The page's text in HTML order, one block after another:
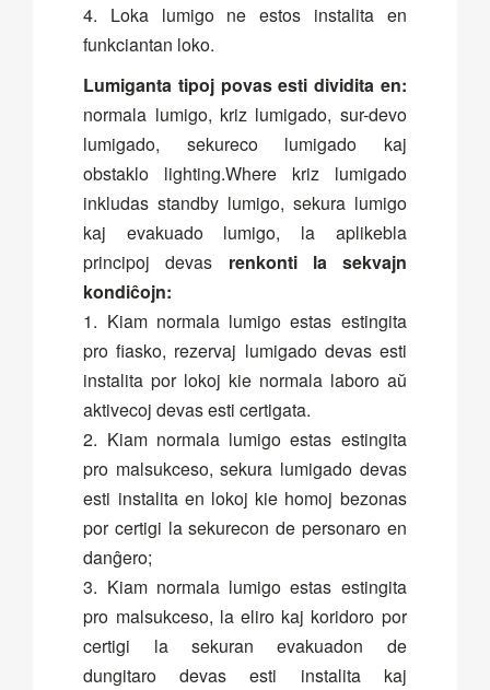
4. Loka lumigo ne estos instalita en
funkciantan loko.
Lumiganta tipoj povas esti dividita en:
normala lumigo, kriz lumigado, sur-devo
lumigado, sekureco lumigado kaj
obstaklo lighting.Where kriz lumigado
inkludas standby lumigo, sekura lumigo
kaj evakuado lumigo, la aplikebla
principoj devas renkonti la sekvajn
kondiĉojn:
1. Kiam normala lumigo estas estingita
pro fiasko, rezervaj lumigado devas esti
instalita por lokoj kie normala laboro aŭ
aktivecoj devas esti certigata.
2. Kiam normala lumigo estas estingita
pro malsukceso, sekura lumigado devas
esti instalita en lokoj kie homoj bezonas
por certigi la sekurecon de personaro en
danĝero;
3. Kiam normala lumigo estas estingita
pro malsukceso, la eliro kaj koridoro por
certigi la sekuran evakuadon de
dungitaro devas esti instalita kaj